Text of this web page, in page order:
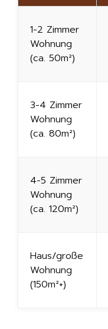
1-2 Zimmer
Wohnung
(ca. 50m²)
3-4 Zimmer
Wohnung
(ca. 80m²)
4-5 Zimmer
Wohnung
(ca. 120m²)
Haus/große
Wohnung
(150m²+)